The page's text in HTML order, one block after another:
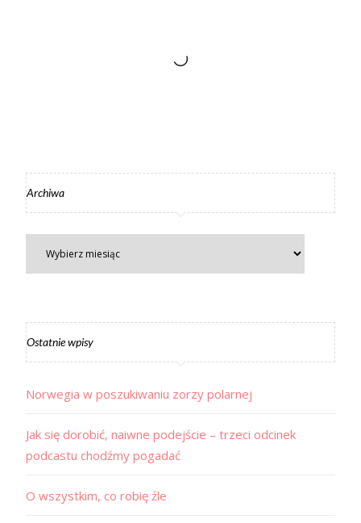
Archiwa
Ostatnie wpisy
Norwegia w poszukiwaniu zorzy polarnej
Jak się dorobić, naiwne podejście – trzeci odcinek
podcastu chodźmy pogadać
O wszystkim, co robię źle